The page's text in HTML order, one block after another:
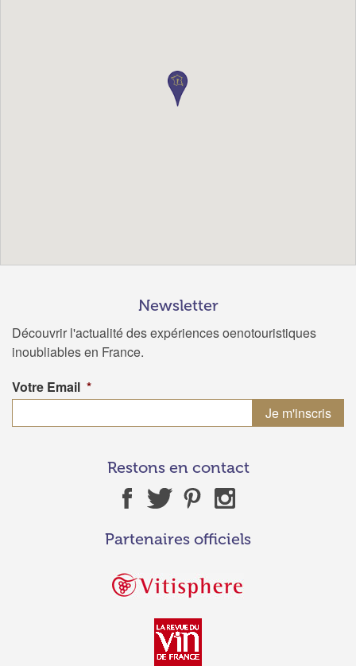
Newsletter
Découvrir l'actualité des expériences oenotouristiques
inoubliables en France.
Votre Email *
Restons en contact
Partenaires officiels